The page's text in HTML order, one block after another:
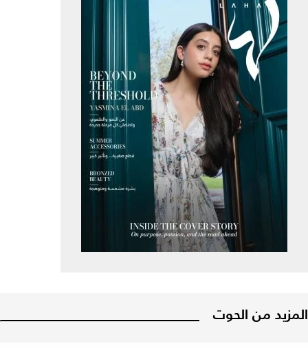
المزيد من الحوت